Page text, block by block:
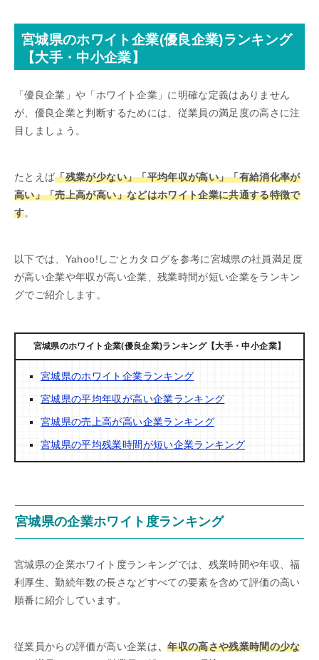
宮城県のホワイト企業(優良企業)ランキング
【大手・中小企業】
「優良企業」や「ホワイト企業」に明確な定義はありません
が、優良企業と判断するためには、従業員の満足度の高さに注
目しましょう。
たとえば「残業が少ない」「平均年収が高い」「有給消化率が
高い」「売上高が高い」などはホワイト企業に共通する特徴で
す。
以下では、Yahoo!しごとカタログを参考に宮城県の社員満足度
が高い企業や年収が高い企業、残業時間が短い企業をランキン
グでご紹介します。
宮城県のホワイト企業(優良企業)ランキング【大手・中小企業】
宮城県のホワイト企業ランキング
宮城県の平均年収が高い企業ランキング
宮城県の売上高が高い企業ランキング
宮城県の平均残業時間が短い企業ランキング
宮城県の企業ホワイト度ランキング
宮城県の企業ホワイト度ランキングでは、残業時間や年収、福
利厚生、勤続年数の長さなどすべての要素を含めて評価の高い
順番に紹介しています。
従業員からの評価が高い企業は、年収の高さや残業時間の少な